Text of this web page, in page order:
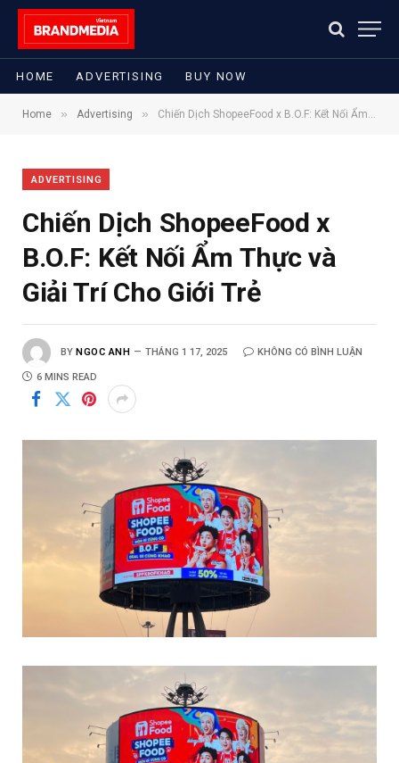
HOME ADVERTISING BUY NOW
Home » Advertising » Chiến Dịch ShopeeFood x B.O.F: Kết Nối Ẩm Thực và Giải Trí Cho Giới Trẻ
ADVERTISING
Chiến Dịch ShopeeFood x
B.O.F: Kết Nối Ẩm Thực và
Giải Trí Cho Giới Trẻ
BY NGOC ANH THÁNG 1 17, 2025 KHÔNG CÓ BÌNH LUẬN
6 MINS READ